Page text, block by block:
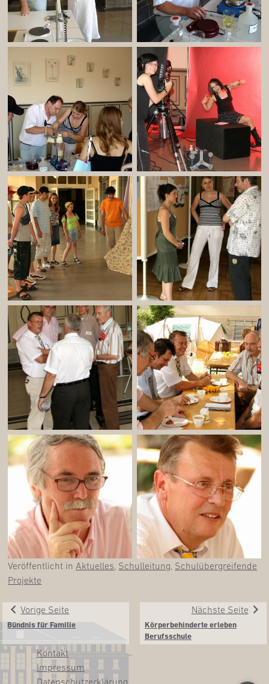
Veröffentlicht in Aktuelles Schulleitung Schulübergreifende
Projekte
Vorige Seite
Bünd­nis für Familie
Nächste Seite
Kör­per­be­hin­der­te erle­ben
Berufsschule
Kon­takt
Impres­sum
Daten­schutz­er­klä­rung